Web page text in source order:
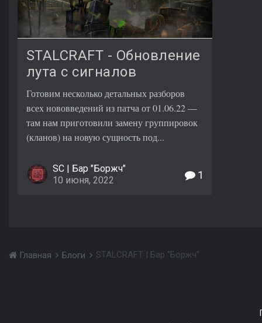
STALCRAFT - Обновление
лута с сигналов
Готовим несколько детальных разборов
всех нововведений из патча от 01.06.22 —
там нам приготовили замену группировок
(кланов) на новую сущность под...
SC | Бар "Боржч"
10 июня, 2022
1
Главная Блоги STALCRAFT | Бар "Боржч"